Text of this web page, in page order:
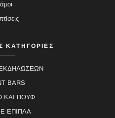
ΚΑΤΗΓΟΡΙΕΣ
BARS
ΚΑΙ ΠΟΥΦ
ΕΠΙΠΛΑ